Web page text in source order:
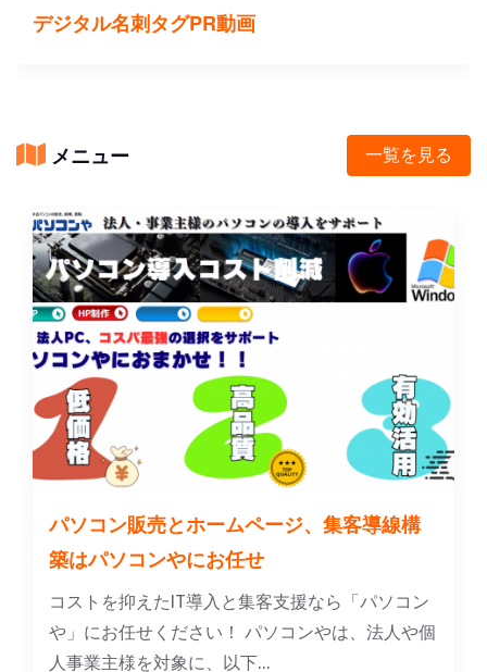
デジタル名刺タグPR動画
メニュー 一覧を見る
パソコン販売とホームページ、集客導線構
築はパソコンやにお任せ
コストを抑えたIT導入と集客支援なら「パソコン
や」にお任せください！ パソコンやは、法人や個
人事業主様を対象に、以下...